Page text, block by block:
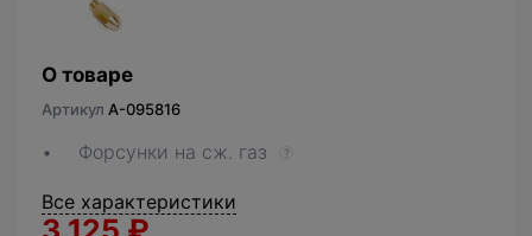
О товаре
Артикул A-095816
Форсунки на сж. газ ?
Все характеристики